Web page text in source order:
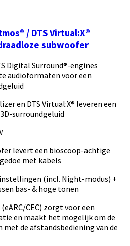
/ DTS Virtual:X®
subwoofer
Digital Surround®-engines
audioformaten voor een
en DTS Virtual:X® leveren een
surroundgeluid
levert een bioscoop-achtige
met kabels
(incl. Night-modus) +
bas- & hoge tonen
CEC) zorgt voor een
en maakt het mogelijk om de
met de afstandsbediening van de